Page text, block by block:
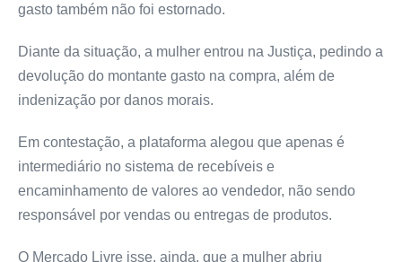
gasto também não foi estornado.
Diante da situação, a mulher entrou na Justiça, pedindo a
devolução do montante gasto na compra, além de
indenização por danos morais.
Em contestação, a plataforma alegou que apenas é
intermediário no sistema de recebíveis e
encaminhamento de valores ao vendedor, não sendo
responsável por vendas ou entregas de produtos.
O Mercado Livre isse, ainda, que a mulher abriu